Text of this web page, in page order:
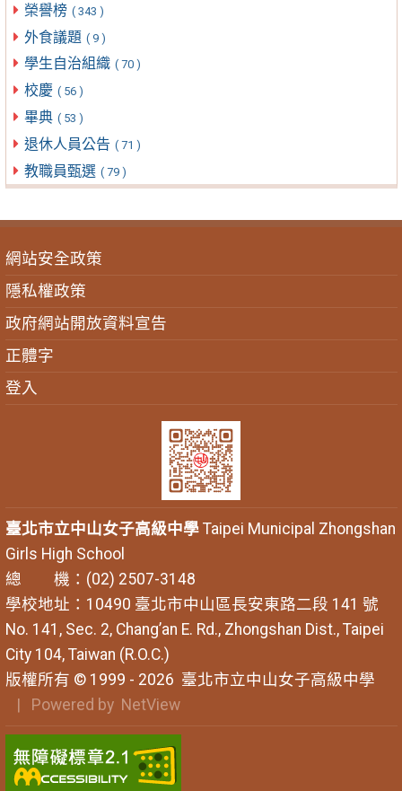
榮譽榜 ( 343 )
外食議題 ( 9 )
學生自治組織 ( 70 )
校慶 ( 56 )
畢典 ( 53 )
退休人員公告 ( 71 )
教職員甄選 ( 79 )
網站安全政策
隱私權政策
政府網站開放資料宣告
正體字
登入
臺北市立中山女子高級中學Taipei Municipal Zhongshan
Girls High School
總 機：(02) 2507-3148
學校地址：10490 臺北市中山區長安東路二段 141 號
No. 141, Sec. 2, Chang’an E. Rd., Zhongshan Dist., Taipei
City 104, Taiwan (R.O.C.)
版權所有 © 1999 - 2026 臺北市立中山女子高級中學
| Powered by NetView